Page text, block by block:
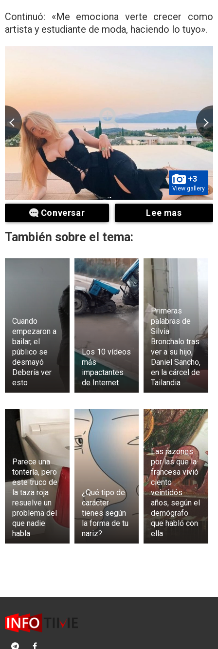
Continuó: «Me emociona verte crecer como
artista y estudiante de moda, haciendo lo tuyo».
+3
View gallery
Conversar Lee mas
También sobre el tema:
Cuando
empezaron a
bailar, el
público se
desmayó
Debería ver
esto
Los 10 vídeos
más
impactantes
de Internet
Primeras
palabras de
Silvia
Bronchalo tras
ver a su hijo,
Daniel Sancho,
en la cárcel de
Tailandia
Parece una
tontería, pero
este truco de
la taza roja
resuelve un
problema del
que nadie
habla
¿Qué tipo de
carácter
tienes según
la forma de tu
nariz?
Las razones
por las que la
francesa vivió
ciento
veintidós
años, según el
demógrafo
que habló con
ella